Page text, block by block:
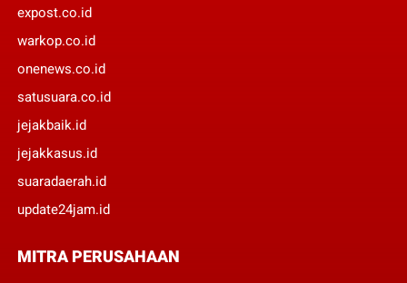
expost.co.id
warkop.co.id
onenews.co.id
satusuara.co.id
jejakbaik.id
jejakkasus.id
suaradaerah.id
update24jam.id
MITRA PERUSAHAAN